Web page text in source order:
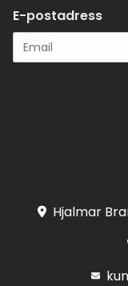
E-postadress
Hjalmar